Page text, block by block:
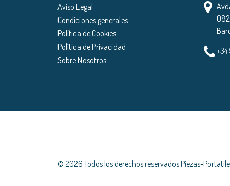
Aviso Legal
Condiciones generales
Política de Cookies
Política de Privacidad
Sobre Nosotros
© 2026 Todos los derechos reservados Piezas-